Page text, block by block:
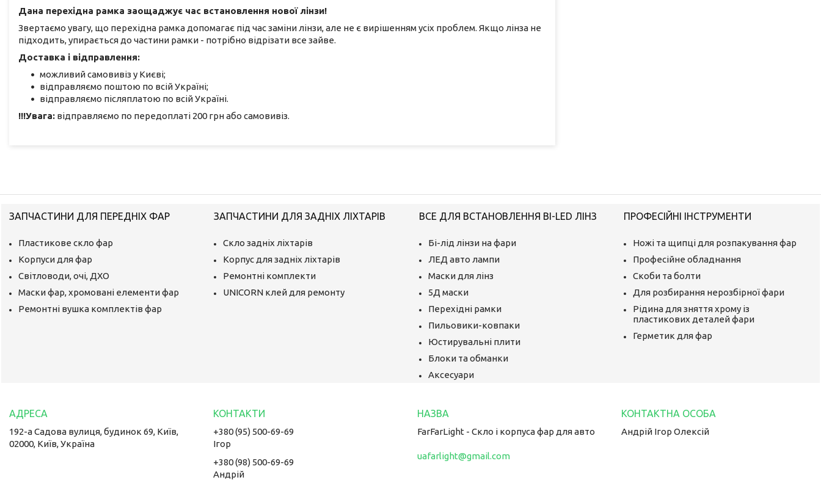
Дана перехідна рамка заощаджує час встановлення нової лінзи!
Звертаємо увагу, що перехідна рамка допомагає під час заміни лінзи, але не є вирішенням усіх проблем. Якщо лінза не
підходить, упирається до частини рамки - потрібно відрізати все зайве.
Доставка і відправлення:
можливий самовивіз у Києві;
відправляємо поштою по всій Україні;
відправляємо післяплатою по всій Україні.
!!!Увага: відправляємо по передоплаті 200 грн або самовивіз.
ЗАПЧАСТИНИ ДЛЯ ПЕРЕДНІХ ФАР
Пластикове скло фар
Корпуси для фар
Світловоди, очі, ДХО
Маски фар, хромовані елементи фар
Ремонтні вушка комплектів фар
ЗАПЧАСТИНИ ДЛЯ ЗАДНІХ ЛІХТАРІВ
Скло задніх ліхтарів
Корпус для задніх ліхтарів
Ремонтні комплекти
UNICORN клей для ремонту
ВСЕ ДЛЯ ВСТАНОВЛЕННЯ BI-LED ЛІНЗ
Бі-лід лінзи на фари
ЛЕД авто лампи
Маски для лінз
5Д маски
Перехідні рамки
Пильовики-ковпаки
Юстирувальні плити
Блоки та обманки
Аксесуари
ПРОФЕСІЙНІ ІНСТРУМЕНТИ
Ножі та щипці для розпакування фар
Професійне обладнання
Скоби та болти
Для розбирання нерозбірної фари
Рідина для зняття хрому із
пластикових деталей фари
Герметик для фар
192-а Садова вулиця, будинок 69, Київ,
02000, Київ, Україна
+380 (95) 500-69-69
Ігор
+380 (98) 500-69-69
Андрій
FarFarLight - Cкло і корпуса фар для авто
uafarlight@gmail.com
Андрій Ігор Олексій